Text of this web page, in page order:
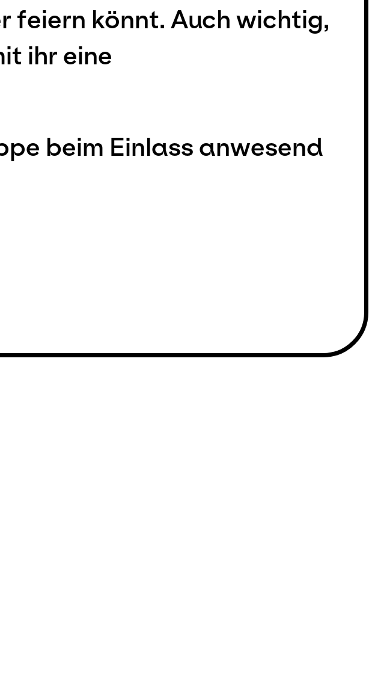
feiern könnt. Auch wichtig,
ihr eine
beim Einlass anwesend